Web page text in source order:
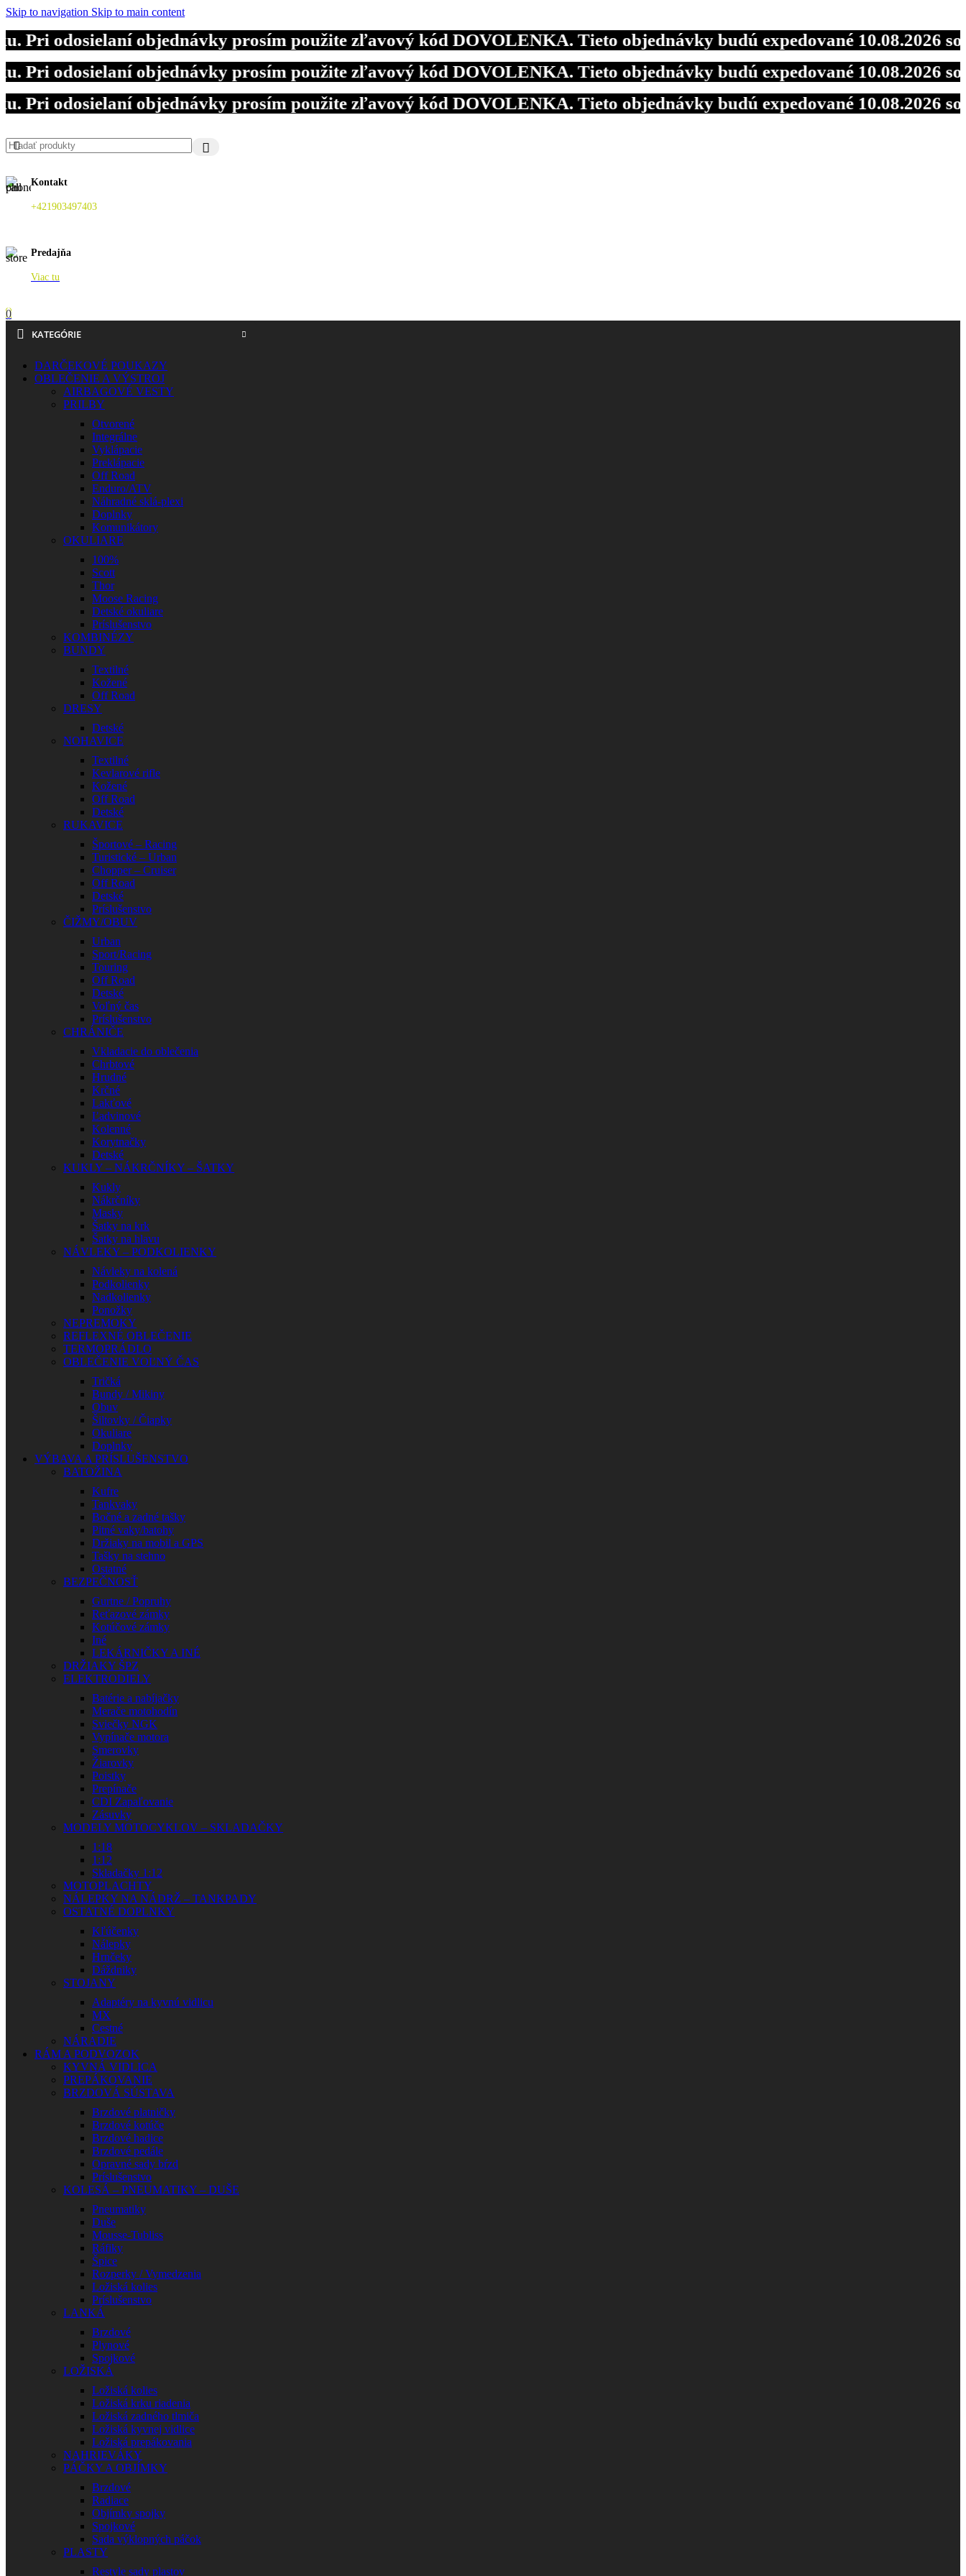
Skip to navigation Skip to main content
objednávky prosím použite zľavový kód DOVOLENKA. Tieto objednávky budú expedované 10.08.2026 so
objednávky prosím použite zľavový kód DOVOLENKA. Tieto objednávky budú expedované 10.08.2026 so
objednávky prosím použite zľavový kód DOVOLENKA. Tieto objednávky budú expedované 10.08.2026 so
Kontakt
+421903497403
Predajňa
Viac tu
0
KATEGÓRIE
DARČEKOVÉ POUKAZY
OBLEČENIE A VÝSTROJ
AIRBAGOVÉ VESTY
PRILBY
Otvorené
Integrálne
Vyklápacie
Preklápacie
Off Road
Enduro/ATV
Náhradné sklá-plexi
Doplnky
Komunikátory
OKULIARE
100%
Scott
Thor
Moose Racing
Detské okuliare
Príslušenstvo
KOMBINÉZY
BUNDY
Textilné
Kožené
Off Road
DRESY
Detské
NOHAVICE
Textilné
Kevlarové rifle
Kožené
Off Road
Detské
RUKAVICE
Športové – Racing
Turistické – Urban
Chopper – Cruiser
Off Road
Detské
Príslušenstvo
ČIŽMY/OBUV
Urban
Sport/Racing
Touring
Off Road
Detské
Voľný čas
Príslušenstvo
CHRÁNIČE
Vkladacie do oblečenia
Chrbtové
Hrudné
Krčné
Lakťové
Ľadvinové
Kolenné
Korytnačky
Detské
KUKLY – NÁKRČNÍKY – ŠATKY
Kukly
Nákrčníky
Masky
Šatky na krk
Šatky na hlavu
NÁVLEKY – PODKOLIENKY
Návleky na kolená
Podkolienky
Nadkolienky
Ponožky
NEPREMOKY
REFLEXNÉ OBLEČENIE
TERMOPRÁDLO
OBLEČENIE VOĽNÝ ČAS
Tričká
Bundy / Mikiny
Obuv
Šiltovky / Čiapky
Okuliare
Doplnky
VÝBAVA A PRÍSLUŠENSTVO
BATOŽINA
Kufre
Tankvaky
Bočné a zadné tašky
Pitné vaky/batohy
Držiaky na mobil a GPS
Tašky na stehno
Ostatné
BEZPEČNOSŤ
Gurtne / Popruhy
Reťazové zámky
Kotúčové zámky
Iné
LEKÁRNIČKY A INÉ
DRŽIAKY ŠPZ
ELEKTRODIELY
Batérie a nabíjačky
Merače motohodín
Sviečky NGK
Vypínače motora
Smerovky
Žiarovky
Poistky
Prepínače
CDI Zapaľovanie
Zásuvky
MODELY MOTOCYKLOV – SKLADAČKY
1:18
1:12
Skladačky 1:12
MOTOPLACHTY
NÁLEPKY NA NÁDRŽ – TANKPADY
OSTATNÉ DOPLNKY
Kľúčenky
Nálepky
Hrnčeky
Dáždniky
STOJANY
Adaptéry na kyvnú vidlicu
MX
Cestné
NÁRADIE
RÁM A PODVOZOK
KYVNÁ VIDLICA
PREPÁKOVANIE
BRZDOVÁ SÚSTAVA
Brzdové platničky
Brzdové kotúče
Brzdové hadice
Brzdové pedále
Opravné sady bŕzd
Príslušenstvo
KOLESÁ – PNEUMATIKY – DUŠE
Pneumatiky
Duše
Mousse-Tubliss
Ráfiky
Špice
Rozperky / Vymedzenia
Ložiská kolies
Príslušenstvo
LANKÁ
Brzdové
Plynové
Spojkové
LOŽISKÁ
Ložiská kolies
Ložiská krku riadenia
Ložiská zadného tlmiča
Ložiská kyvnej vidlice
Ložiská prepákovania
NAHRIEVÁKY
PÁČKY A OBJÍMKY
Brzdové
Radiace
Objímky spojky
Spojkové
Sada výklopných páčok
PLASTY
Restyle sady plastov